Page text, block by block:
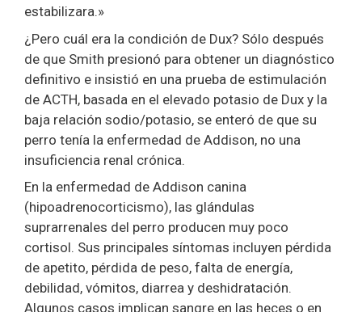
estabilizara.»
¿Pero cuál era la condición de Dux? Sólo después
de que Smith presionó para obtener un diagnóstico
definitivo e insistió en una prueba de estimulación
de ACTH, basada en el elevado potasio de Dux y la
baja relación sodio/potasio, se enteró de que su
perro tenía la enfermedad de Addison, no una
insuficiencia renal crónica.
En la enfermedad de Addison canina
(hipoadrenocorticismo), las glándulas
suprarrenales del perro producen muy poco
cortisol. Sus principales síntomas incluyen pérdida
de apetito, pérdida de peso, falta de energía,
debilidad, vómitos, diarrea y deshidratación.
Algunos casos implican sangre en las heces o en